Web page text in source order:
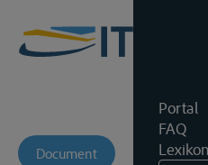
Portal
FAQ
Lexikon
Document